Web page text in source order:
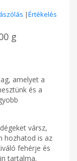
|Értékelés
g
amelyet a
és a
vársz,
hozhatod is az
fehérje és
tartalma.